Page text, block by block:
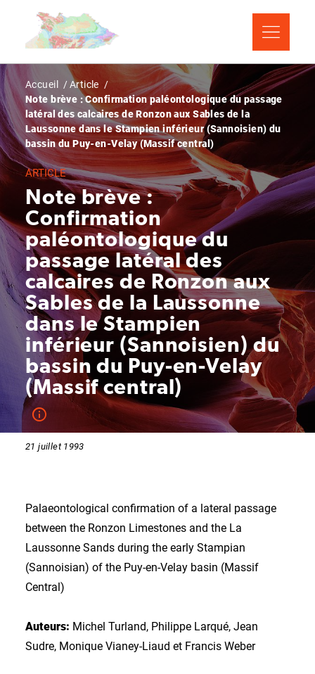
contenu
Fil
d'Ariane
Accueil
Article
Note brève : Confirmation paléontologique du passage
latéral des calcaires de Ronzon aux Sables de la
Laussonne dans le Stampien inférieur (Sannoisien) du
bassin du Puy-en-Velay (Massif central)
ARTICLE
Note brève :
Confirmation
paléontologique du
passage latéral des
calcaires de Ronzon aux
Sables de la Laussonne
dans le Stampien
inférieur (Sannoisien) du
bassin du Puy-en-Velay
(Massif central)
21 juillet 1993
Palaeontological confirmation of a lateral passage
between the Ronzon Limestones and the La
Laussonne Sands during the early Stampian
(Sannoisian) of the Puy-en-Velay basin (Massif
Central)
Auteurs: Michel Turland, Philippe Larqué, Jean
Sudre, Monique Vianey-Liaud et Francis Weber